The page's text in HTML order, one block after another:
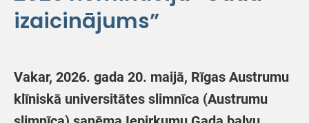
izaicinājums”
Vakar, 2026. gada 20. maijā, Rīgas Austrumu
klīniskā universitātes slimnīca (Austrumu